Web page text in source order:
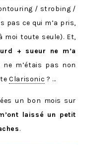
/ strobing /
pas ce qui m’a pris,
moi toute seule). Et,
+ sueur ne m’a
m’étais pas non
Clarisonic ? …
un bon mois sur
laissé un petit
.